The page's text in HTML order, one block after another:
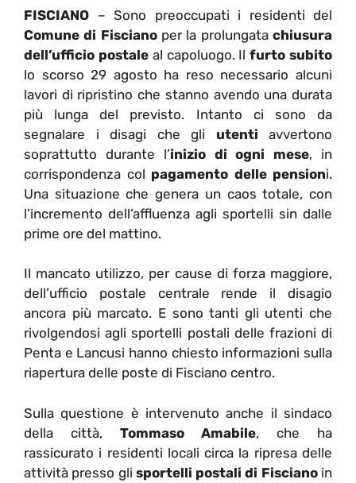
FISCIANO – Sono preoccupati i residenti del
Comune di Fiscianoper la prolungatachiusura
dell’ufficio postaleal capoluogo. Ilfurto subito
lo scorso 29 agosto ha reso necessario alcuni
lavori di ripristino che stanno avendo una durata
più lunga del previsto. Intanto ci sono da
segnalare i disagi che gli utenti avvertono
soprattutto durante l’inizio di ogni mese, in
corrispondenza col pagamento delle pensioni.
Una situazione che genera un caos totale, con
l’incremento dell’affluenza agli sportelli sin dalle
prime ore del mattino.
Il mancato utilizzo, per cause di forza maggiore,
dell’ufficio postale centrale rende il disagio
ancora più marcato. E sono tanti gli utenti che
rivolgendosi agli sportelli postali delle frazioni di
Penta e Lancusi hanno chiesto informazioni sulla
riapertura delle poste di Fisciano centro.
Sulla questione è intervenuto anche il sindaco
della città, Tommaso Amabile, che ha
rassicurato i residenti locali circa la ripresa delle
attività presso gli sportelli postali di Fiscianoin